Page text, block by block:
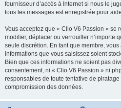
fournisseur d’accès à Internet si nous le
tous les messages est enregistrée pour
Vous acceptez que « Clio V6 Passion » se
modifier, déplacer ou verrouiller n’importe
seule discrétion. En tant que membre,
informations que vous saisissez soient
Bien que ces informations ne soient pas
consentement, ni « Clio V6 Passion » ni
responsables de toute tentative de
compromission des données.